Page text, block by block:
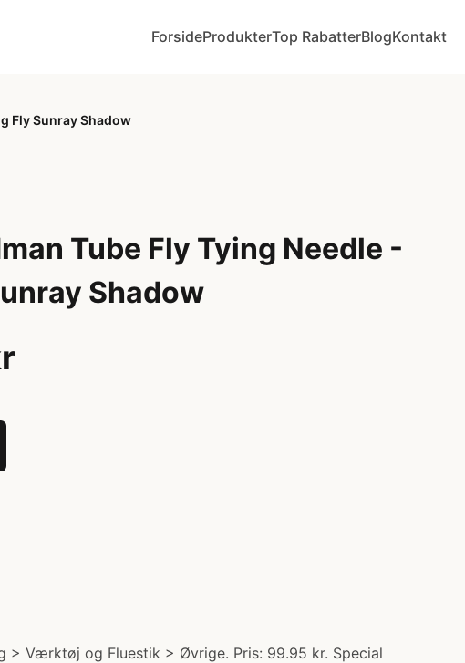
ForsideProdukterTop RabatterBlogKontakt
Fly Sunray Shadow
Tube Fly Tying Needle -
Shadow
> Værktøj og Fluestik > Øvrige. Pris: 99.95 kr. Special